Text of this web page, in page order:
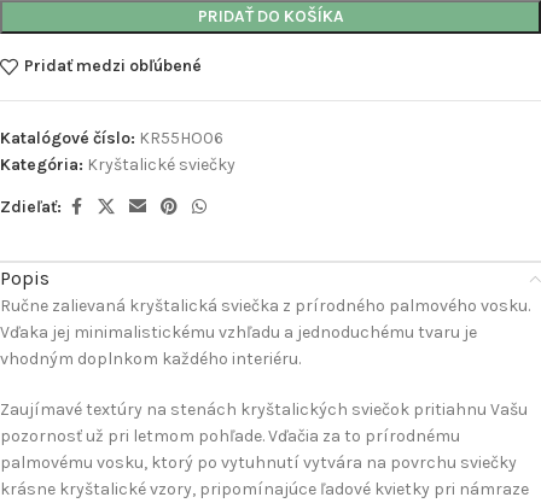
PRIDAŤ DO KOŠÍKA
Pridať medzi obľúbené
Katalógové číslo: KR55HO06
Kategória: Kryštalické sviečky
Zdieľať:
Popis
Ručne zalievaná kryštalická sviečka z prírodného palmového vosku.
Vďaka jej minimalistickému vzhľadu a jednoduchému tvaru je
vhodným doplnkom každého interiéru.
Zaujímavé textúry na stenách kryštalických sviečok pritiahnu Vašu
pozornosť už pri letmom pohľade. Vďačia za to prírodnému
palmovému vosku, ktorý po vytuhnutí vytvára na povrchu sviečky
krásne kryštalické vzory, pripomínajúce ľadové kvietky pri námraze